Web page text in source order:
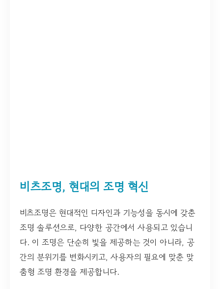
비츠조명, 현대의 조명 혁신
비츠조명은 현대적인 디자인과 기능성을 동시에 갖춘
조명 솔루션으로, 다양한 공간에서 사용되고 있습니
다. 이 조명은 단순히 빛을 제공하는 것이 아니라, 공
간의 분위기를 변화시키고, 사용자의 필요에 맞춘 맞
춤형 조명 환경을 제공합니다.